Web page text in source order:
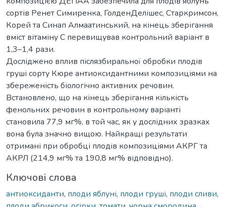
сортів Ренет Симиренка, ГолденДелішес, Старкримсон,
Корей та Синап Алмаатинський, на кінець зберігання
вміст вітаміну С перевищував контрольний варіант в
1,3–1,4 рази.
Досліджено вплив післязбиральної обробки плодів
груші сорту Кюре антиоксидантними композиціями на
збереженість біологічно активних речовин.
Встановлено, що на кінець зберігання кількість
фенольних речовин в контрольному варіанті
становила 77,9 мг%, в той час, як у дослідних зразках
вона була значно вищою. Найкращі результати
отримані при обробці плодів композиціями АКРГ та
АКРЛ (214,9 мг% та 190,8 мг% відповідно).
Ключові слова
антиоксиданти, плоди яблуні, плоди груші, плоди сливи,